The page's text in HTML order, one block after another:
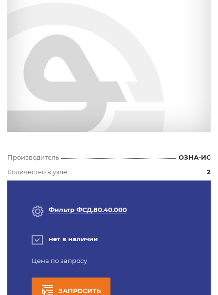
Производитель
ОЗНА-ИС
Количество в узле
2
Фильтр ФСД.80.40.000
нет в наличии
Цена по запросу
ЗАПРОСИТЬ